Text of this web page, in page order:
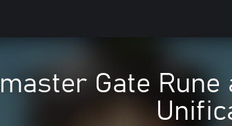
Gate Rune